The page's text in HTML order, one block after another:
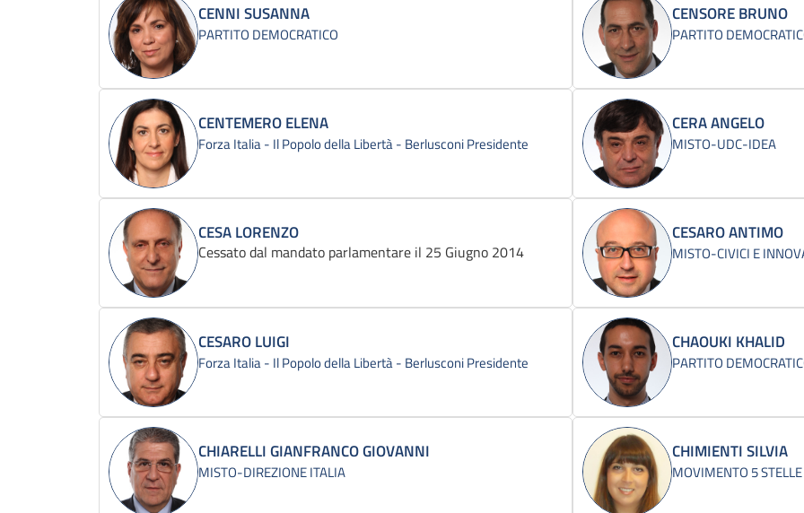
CENNI SUSANNA
PARTITO DEMOCRATICO
CENSORE BRUNO
PARTITO
CENTEMERO ELENA
Forza Italia - Il Popolo della Libertà - Berlusconi Presidente
CERA ANGELO
MISTO-UDC-IDEA
CESA LORENZO
Cessato dal mandato parlamentare il 25 Giugno 2014
CESARO ANTIMO
MISTO-CIVICI E
CESARO LUIGI
Forza Italia - Il Popolo della Libertà - Berlusconi Presidente
CHAOUKI KHALID
PARTITO
CHIARELLI GIANFRANCO GIOVANNI
MISTO-DIREZIONE ITALIA
CHIMIENTI SILVIA
MOVIMENTO 5 STELLE